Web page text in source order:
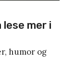
lese mer i
humor og